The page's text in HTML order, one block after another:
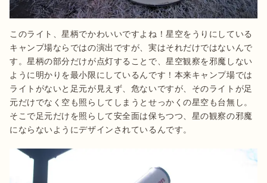
このライト、星柄でかわいいですよね！星空をうりにしている
キャンプ場ならではの演出ですが、実はそれだけではないんで
す。星柄の部分だけが点灯することで、星空観察を邪魔しない
ように明かりを最小限にしているんです！本来キャンプ場では
ライトがないと足元が見えず、危ないですが、そのライトが足
元だけでなく空も照らしてしまうとせっかくの星空も台無し。
そこで足元だけを照らして安全面は保ちつつ、星の観察の邪魔
にならないようにデザインされているんです。